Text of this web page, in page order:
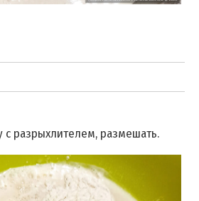
с разрыхлителем, размешать.